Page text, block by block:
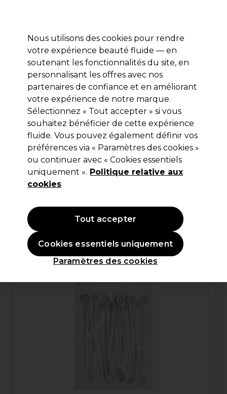
Se connecter
Marques Bons plans Coiffure Electro et Matériel
Livraison et délais
lire la suite
S-PRO
S-PRO Aiguilles de Mise en Plis en
Plastique Blanc 77mm x20
(0)
3,05 €Hors TVA
Nous utilisons des cookies pour rendre
votre expérience beauté fluide — en
soutenant les fonctionnalités du site, en
personnalisant les offres avec nos
partenaires de confiance et en améliorant
votre expérience de notre marque.
Sélectionnez « Tout accepter » si vous
souhaitez bénéficier de cette expérience
fluide. Vous pouvez également définir vos
préférences via « Paramètres des cookies »
ou continuer avec « Cookies essentiels
uniquement ». Politique relative aux
cookies
Paramètres des cookies
Cookies essentiels uniquement
Tout accepter